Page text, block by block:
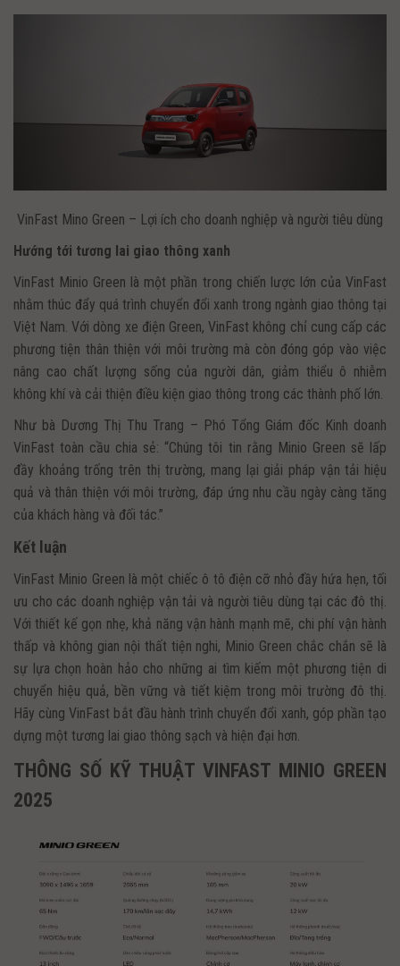
VinFast Mino Green – Lợi ích cho doanh nghiệp và người tiêu dùng
Hướng tới tương lai giao thông xanh
VinFast Minio Green là một phần trong chiến lược lớn của VinFast
nhằm thúc đẩy quá trình chuyển đổi xanh trong ngành giao thông tại
Việt Nam. Với dòng xe điện Green, VinFast không chỉ cung cấp các
phương tiện thân thiện với môi trường mà còn đóng góp vào việc
nâng cao chất lượng sống của người dân, giảm thiểu ô nhiễm
không khí và cải thiện điều kiện giao thông trong các thành phố lớn.
Như bà Dương Thị Thu Trang – Phó Tổng Giám đốc Kinh doanh
VinFast toàn cầu chia sẻ: “Chúng tôi tin rằng Minio Green sẽ lấp
đầy khoảng trống trên thị trường, mang lại giải pháp vận tải hiệu
quả và thân thiện với môi trường, đáp ứng nhu cầu ngày càng tăng
của khách hàng và đối tác.”
Kết luận
VinFast Minio Green là một chiếc ô tô điện cỡ nhỏ đầy hứa hẹn, tối
ưu cho các doanh nghiệp vận tải và người tiêu dùng tại các đô thị.
Với thiết kế gọn nhẹ, khả năng vận hành mạnh mẽ, chi phí vận hành
thấp và không gian nội thất tiện nghi, Minio Green chắc chắn sẽ là
sự lựa chọn hoàn hảo cho những ai tìm kiếm một phương tiện di
chuyển hiệu quả, bền vững và tiết kiệm trong môi trường đô thị.
Hãy cùng VinFast bắt đầu hành trình chuyển đổi xanh, góp phần tạo
dựng một tương lai giao thông sạch và hiện đại hơn.
THÔNG SỐ KỸ THUẬT VINFAST MINIO GREEN
2025